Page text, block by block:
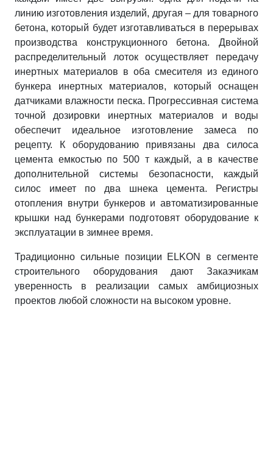
линию изготовления изделий, другая – для товарного
бетона, который будет изготавливаться в перерывах
производства конструкционного бетона. Двойной
распределительный лоток осуществляет передачу
инертных материалов в оба смесителя из единого
бункера инертных материалов, который оснащен
датчиками влажности песка. Прогрессивная система
точной дозировки инертных материалов и воды
обеспечит идеальное изготовление замеса по
рецепту. К оборудованию привязаны два силоса
цемента емкостью по 500 т каждый, а в качестве
дополнительной системы безопасности, каждый
силос имеет по два шнека цемента. Регистры
отопления внутри бункеров и автоматизированные
крышки над бункерами подготовят оборудование к
эксплуатации в зимнее время.
Традиционно сильные позиции ELKON в сегменте
строительного оборудования дают Заказчикам
уверенность в реализации самых амбициозных
проектов любой сложности на высоком уровне.